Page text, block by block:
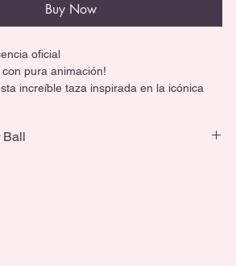
Buy Now
oficial
con pura animación!
increíble taza inspirada en la icónica
Ball